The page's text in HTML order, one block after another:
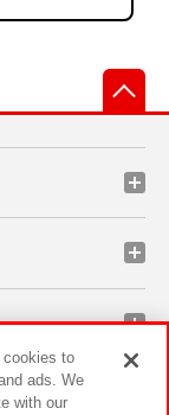
cookies to
ads. We
with our